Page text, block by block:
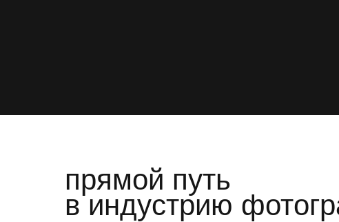
прямой путь
в индустрию